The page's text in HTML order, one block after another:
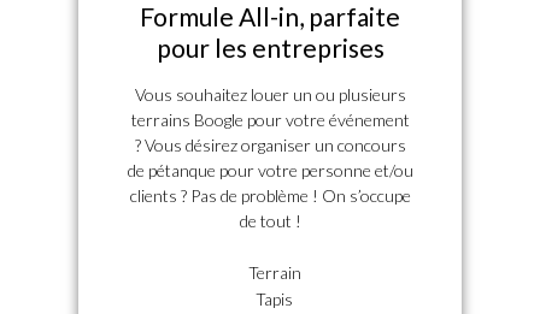
Formule All-in, parfaite
pour les entreprises
Vous souhaitez louer un ou plusieurs
terrains Boogle pour votre événement
? Vous désirez organiser un concours
de pétanque pour votre personne et/ou
clients ? Pas de problème ! On s’occupe
de tout !
Terrain
Tapis